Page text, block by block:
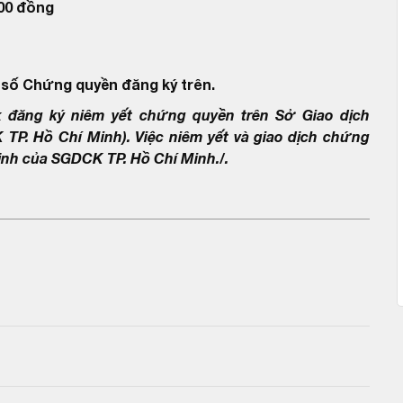
đồng
Chứng quyền đăng ký trên.
đăng ký niêm yết chứng quyền trên Sở Giao dịch
Hồ Chí Minh). Việc niêm yết và giao dịch chứng
của SGDCK TP. Hồ Chí Minh./.